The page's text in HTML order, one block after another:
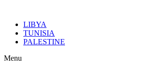
contenuLIBYA
TUNISIA
PALESTINE
Menu